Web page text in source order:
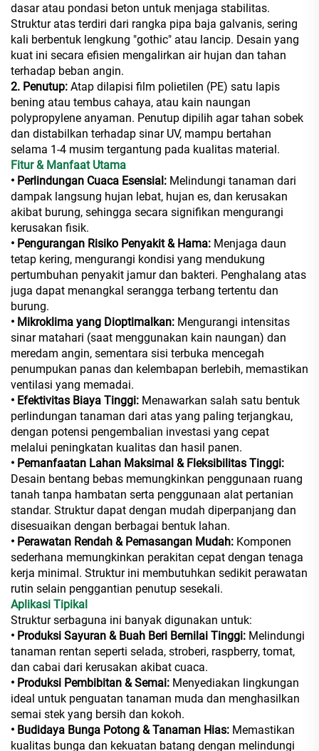
dasar atau pondasi beton untuk menjaga stabilitas.
Struktur atas terdiri dari rangka pipa baja galvanis, sering
kali berbentuk lengkung "gothic" atau lancip. Desain yang
kuat ini secara efisien mengalirkan air hujan dan tahan
terhadap beban angin.
2. Penutup: Atap dilapisi film polietilen (PE) satu lapis
bening atau tembus cahaya, atau kain naungan
polypropylene anyaman. Penutup dipilih agar tahan sobek
dan distabilkan terhadap sinar UV, mampu bertahan
selama 1-4 musim tergantung pada kualitas material.
Fitur & Manfaat Utama
• Perlindungan Cuaca Esensial: Melindungi tanaman dari
dampak langsung hujan lebat, hujan es, dan kerusakan
akibat burung, sehingga secara signifikan mengurangi
kerusakan fisik.
• Pengurangan Risiko Penyakit & Hama: Menjaga daun
tetap kering, mengurangi kondisi yang mendukung
pertumbuhan penyakit jamur dan bakteri. Penghalang atas
juga dapat menangkal serangga terbang tertentu dan
burung.
• Mikroklima yang Dioptimalkan: Mengurangi intensitas
sinar matahari (saat menggunakan kain naungan) dan
meredam angin, sementara sisi terbuka mencegah
penumpukan panas dan kelembapan berlebih, memastikan
ventilasi yang memadai.
• Efektivitas Biaya Tinggi: Menawarkan salah satu bentuk
perlindungan tanaman dari atas yang paling terjangkau,
dengan potensi pengembalian investasi yang cepat
melalui peningkatan kualitas dan hasil panen.
• Pemanfaatan Lahan Maksimal & Fleksibilitas Tinggi:
Desain bentang bebas memungkinkan penggunaan ruang
tanah tanpa hambatan serta penggunaan alat pertanian
standar. Struktur dapat dengan mudah diperpanjang dan
disesuaikan dengan berbagai bentuk lahan.
• Perawatan Rendah & Pemasangan Mudah: Komponen
sederhana memungkinkan perakitan cepat dengan tenaga
kerja minimal. Struktur ini membutuhkan sedikit perawatan
rutin selain penggantian penutup sesekali.
Aplikasi Tipikal
Struktur serbaguna ini banyak digunakan untuk:
• Produksi Sayuran & Buah Beri Bernilai Tinggi: Melindungi
tanaman rentan seperti selada, stroberi, raspberry, tomat,
dan cabai dari kerusakan akibat cuaca.
• Produksi Pembibitan & Semai: Menyediakan lingkungan
ideal untuk penguatan tanaman muda dan menghasilkan
semai stek yang bersih dan kokoh.
• Budidaya Bunga Potong & Tanaman Hias: Memastikan
kualitas bunga dan kekuatan batang dengan melindungi